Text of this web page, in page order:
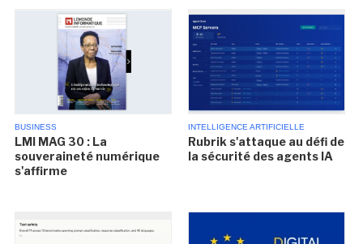
BUSINESS
LMI MAG 30 : La
souveraineté numérique
s'affirme
INTELLIGENCE ARTIFICIELLE
Rubrik s'attaque au défi de
la sécurité des agents IA